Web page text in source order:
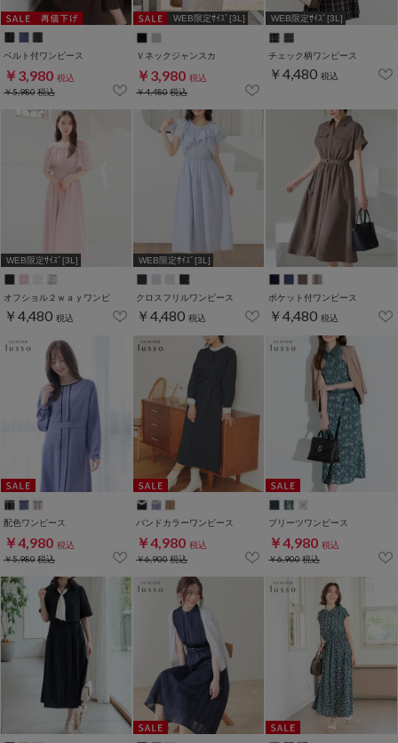
ベルト付ワンピース
￥3,980 税込
￥5,980税込
WEB限定ｻｲｽﾞ[3L]
Ｖネックジャンスカ
￥3,980 税込
￥4,480税込
WEB限定ｻｲｽﾞ[3L]
チェック柄ワンピース
￥4,480 税込
WEB限定ｻｲｽﾞ[3L]
オフショル２ｗａｙワンピ
￥4,480 税込
WEB限定ｻｲｽﾞ[3L]
クロスフリルワンピース
￥4,480 税込
ポケット付ワンピース
￥4,480 税込
配色ワンピース
￥4,980 税込
￥5,980税込
バンドカラーワンピース
￥4,980 税込
￥6,900税込
プリーツワンピース
￥4,980 税込
￥6,900税込